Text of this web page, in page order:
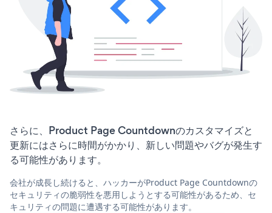
さらに、Product Page Countdownのカスタマイズと
更新にはさらに時間がかかり、新しい問題やバグが発生す
る可能性があります。
会社が成長し続けると、ハッカーがProduct Page Countdownの
セキュリティの脆弱性を悪用しようとする可能性があるため、セ
キュリティの問題に遭遇する可能性があります。